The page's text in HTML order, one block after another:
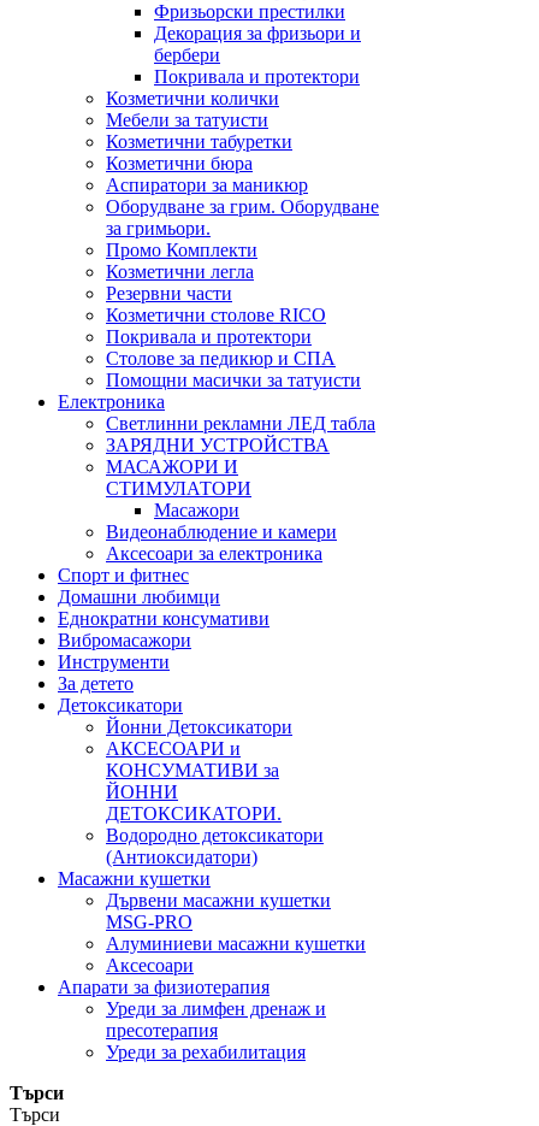
Фризьорски престилки
Декорация за фризьори и
бербери
Покривала и протектори
Козметични колички
Мебели за татуисти
Козметични табуретки
Козметични бюра
Аспиратори за маникюр
Оборудване за грим. Оборудване
за гримьори.
Промо Комплекти
Козметични легла
Резервни части
Козметични столове RICO
Покривала и протектори
Столове за педикюр и СПА
Помощни масички за татуисти
Електроника
Светлинни рекламни ЛЕД табла
ЗАРЯДНИ УСТРОЙСТВА
МАСАЖОРИ И
СТИМУЛАТОРИ
Масажори
Видеонаблюдение и камери
Аксесоари за електроника
Спорт и фитнес
Домашни любимци
Еднократни консумативи
Вибромасажори
Инструменти
За детето
Детоксикатори
Йонни Детоксикатори
АКСЕСОАРИ и
КОНСУМАТИВИ за
ЙОННИ
ДЕТОКСИКАТОРИ.
Водородно детоксикатори
(Антиоксидатори)
Масажни кушетки
Дървени масажни кушетки
MSG-PRO
Алуминиеви масажни кушетки
Аксесоари
Апарати за физиотерапия
Уреди за лимфен дренаж и
пресотерапия
Уреди за рехабилитация
Търси
Търси